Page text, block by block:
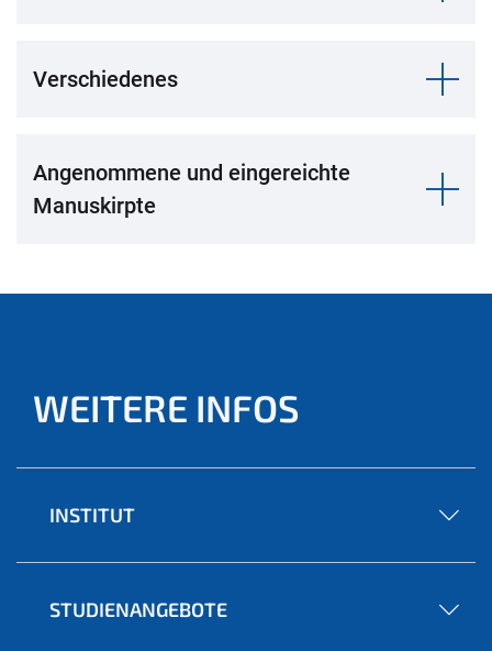
Verschiedenes
Angenommene und eingereichte
Manuskirpte
WEITERE INFOS
INSTITUT
STUDIENANGEBOTE